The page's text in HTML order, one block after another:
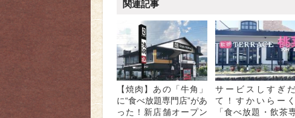
関連記事
【焼肉】あの「牛角」
に“食べ放題専門店”があ
った！新店舗オープン
サービスしすぎ
て！すかいらー
「食べ放題・飲茶